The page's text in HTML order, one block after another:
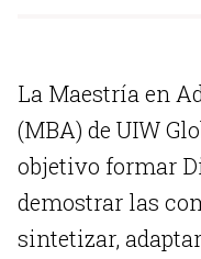
La Maestría en
(MBA) de UIW
objetivo formar
demostrar las
sintetizar,